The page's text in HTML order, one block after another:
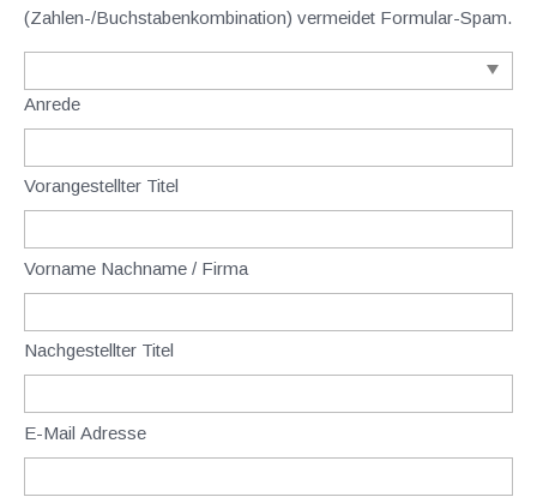
(Zahlen-/Buchstabenkombination) vermeidet Formular-Spam.
Anrede
Vorangestellter Titel
Vorname Nachname / Firma
Nachgestellter Titel
E-Mail Adresse